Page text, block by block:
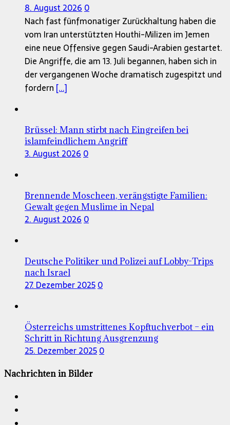
8. August 2026 0
Nach fast fünfmonatiger Zurückhaltung haben die
vom Iran unterstützten Houthi-Milizen im Jemen
eine neue Offensive gegen Saudi-Arabien gestartet.
Die Angriffe, die am 13. Juli begannen, haben sich in
der vergangenen Woche dramatisch zugespitzt und
fordern [...]
Brüssel: Mann stirbt nach Eingreifen bei
islamfeindlichem Angriff
3. August 2026 0
Brennende Moscheen, verängstigte Familien:
Gewalt gegen Muslime in Nepal
2. August 2026 0
Deutsche Politiker und Polizei auf Lobby-Trips
nach Israel
27. Dezember 20250
Österreichs umstrittenes Kopftuchverbot – ein
Schritt in Richtung Ausgrenzung
25. Dezember 20250
Nachrichten in Bilder